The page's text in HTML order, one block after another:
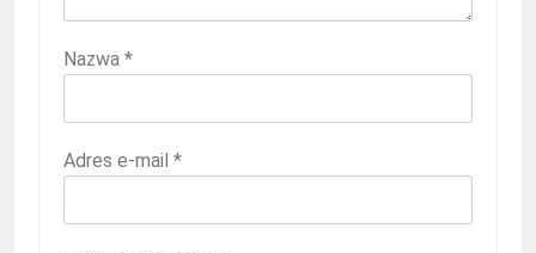
Nazwa *
Adres e-mail *